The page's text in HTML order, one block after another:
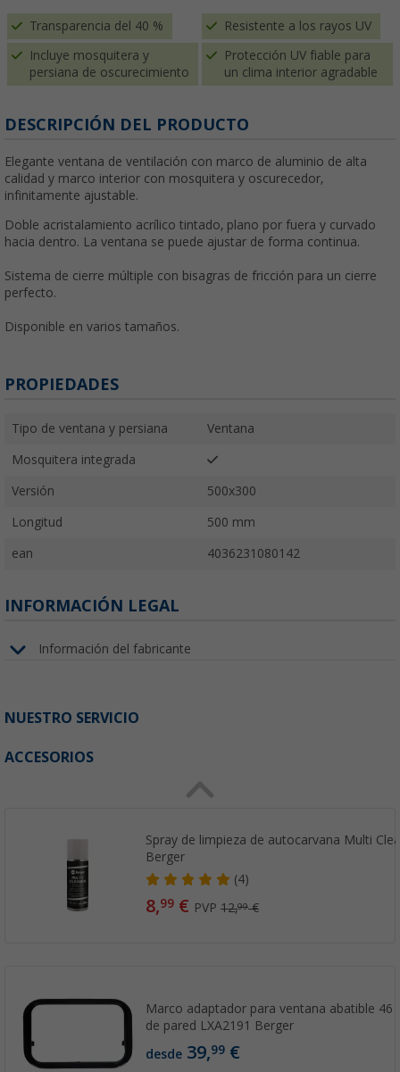
Transparencia del 40 % Resistente a los rayos UV
Incluye mosquitera y
persiana de oscurecimiento
Protección UV fiable para
un clima interior agradable
DESCRIPCIÓN DEL PRODUCTO
Elegante ventana de ventilación con marco de aluminio de alta
calidad y marco interior con mosquitera y oscurecedor,
infinitamente ajustable.
Doble acristalamiento acrílico tintado, plano por fuera y curvado
hacia dentro. La ventana se puede ajustar de forma continua.
Sistema de cierre múltiple con bisagras de fricción para un cierre
perfecto.
Disponible en varios tamaños.
PROPIEDADES
Tipo de ventana y persiana Ventana
Mosquitera integrada
Versión 500x300
Longitud 500 mm
ean 4036231080142
INFORMACIÓN LEGAL
Información del fabricante
NUESTRO SERVICIO
ACCESORIOS
Spray de limpieza de autocarvana Multi
Berger
(4)
8,99 € PVP12,99€
Marco adaptador para ventana abatible 46
de pared LXA2191 Berger
desde 39,99 €